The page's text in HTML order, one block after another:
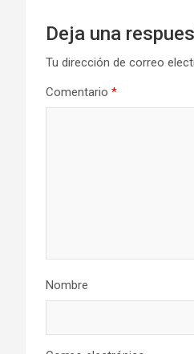
Deja una
Tu dirección de correo
Comentario *
Nombre